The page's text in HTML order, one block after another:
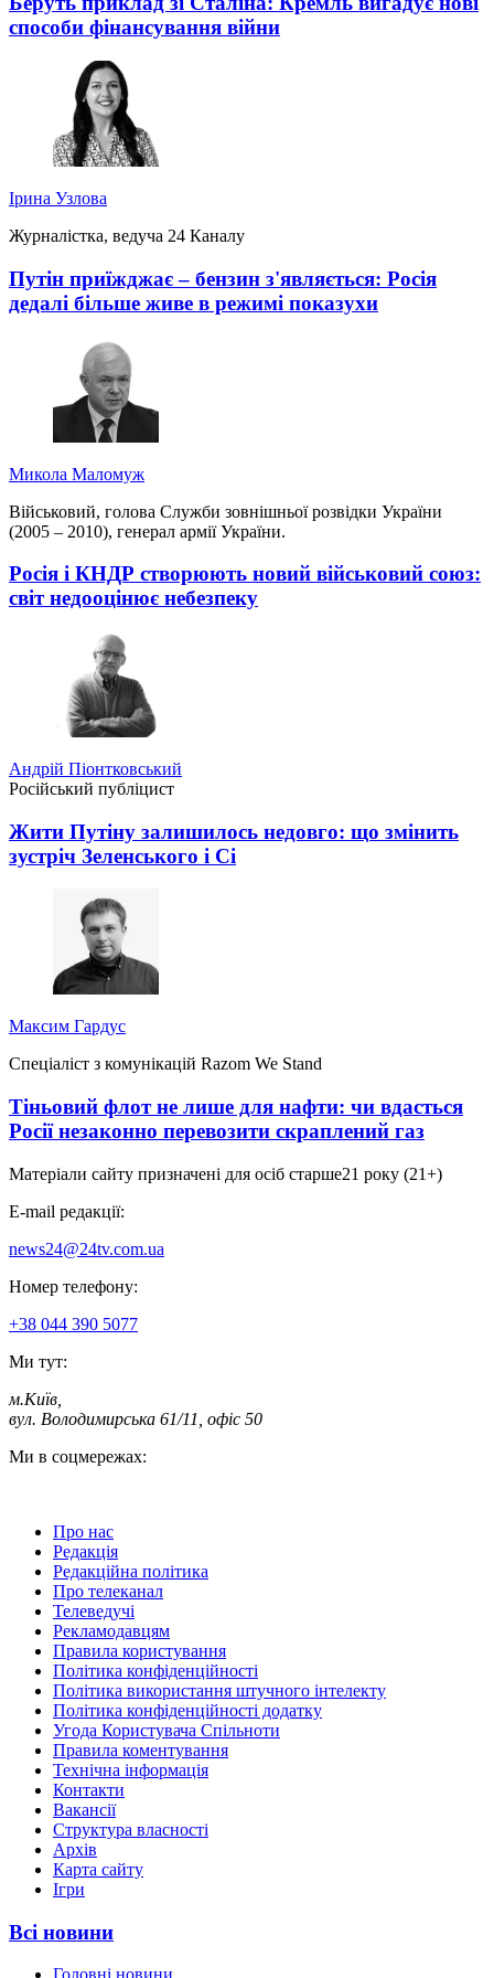
способи фінансування війни
Ірина Узлова
Журналістка, ведуча 24 Каналу
Путін приїжджає – бензин з'являється: Росія
дедалі більше живе в режимі показухи
Микола Маломуж
Військовий, голова Служби зовнішньої розвідки України
(2005 – 2010), генерал армії України.
Росія і КНДР створюють новий військовий союз:
світ недооцінює небезпеку
Андрій Піонтковський
Російський публіцист
Жити Путіну залишилось недовго: що змінить
зустріч Зеленського і Сі
Максим Гардус
Спеціаліст з комунікацій Razom We Stand
Тіньовий флот не лише для нафти: чи вдасться
Росії незаконно перевозити скраплений газ
Матеріали сайту призначені для осіб старше21 року (21+)
E-mail редакції:
news24@24tv.com.ua
Номер телефону:
+38 044 390 5077
Ми тут:
м.Київ
вул. Володимирська 61/11, офіс 50
Ми в соцмережах:
Про нас
Редакція
Редакційна політика
Про телеканал
Телеведучі
Рекламодавцям
Правила користування
Політика конфіденційності
Політика використання штучного інтелекту
Політика конфіденційності додатку
Угода Користувача Спільноти
Правила коментування
Технічна інформація
Контакти
Вакансії
Структура власності
Архів
Карта сайту
Ігри
Всі новини